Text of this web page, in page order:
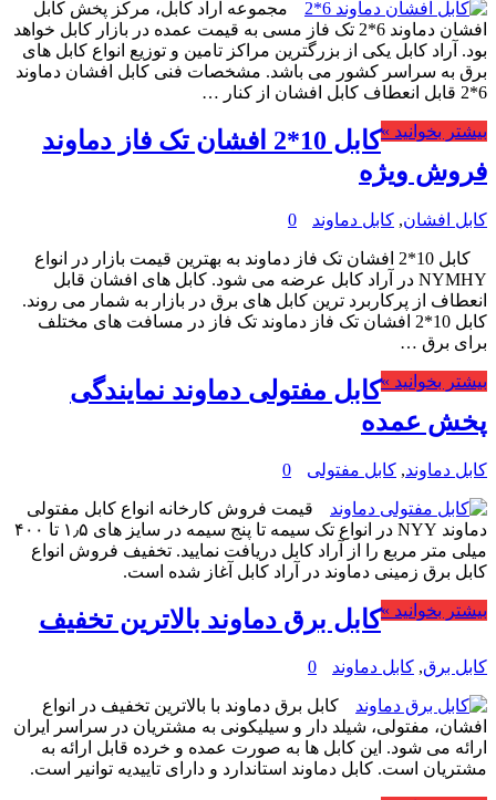
مجموعه آراد کابل، مرکز پخش کابل
افشان دماوند 6*2 تک فاز مسی به قیمت عمده در بازار کابل خواهد
بود. آراد کابل یکی از بزرگترین مراکز تامین و توزیع انواع کابل های
برق به سراسر کشور می باشد. مشخصات فنی کابل افشان دماوند
6*2 قابل انعطاف کابل افشان از کنار …
بیشتر بخوانید »
کابل 10*2 افشان تک فاز دماوند
فروش ویژه
کابل افشان, کابل دماوند 0
کابل 10*2 افشان تک فاز دماوند به بهترین قیمت بازار در انواع
NYMHY در آراد کابل عرضه می شود. کابل های افشان قابل
انعطاف از پرکاربرد ترین کابل های برق در بازار به شمار می روند.
کابل 10*2 افشان تک فاز دماوند تک فاز در مسافت های مختلف
برای برق …
بیشتر بخوانید »کابل مفتولی دماوند نمایندگی
پخش عمده
کابل دماوند, کابل مفتولی 0
قیمت فروش کارخانه انواع کابل مفتولی
دماوند NYY در انواع تک سیمه تا پنج سیمه در سایز های ۱٫۵ تا ۴۰۰
میلی متر مربع را از آراد کابل دریافت نمایید. تخفیف فروش انواع
کابل برق زمینی دماوند در آراد کابل آغاز شده است.
بیشتر بخوانید »کابل برق دماوند بالاترین تخفیف
کابل برق, کابل دماوند 0
کابل برق دماوند با بالاترین تخفیف در انواع
افشان، مفتولی، شیلد دار و سیلیکونی به مشتریان در سراسر ایران
ارائه می شود. این کابل ها به صورت عمده و خرده قابل ارائه به
مشتریان است. کابل دماوند استاندارد و دارای تاییدیه توانیر است.